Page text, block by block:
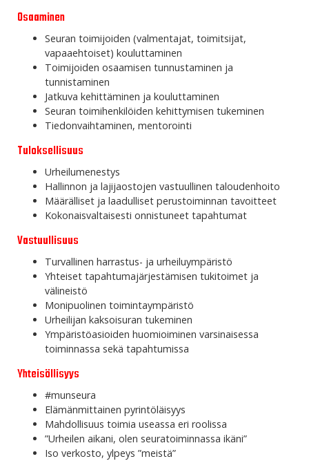
Osaaminen
Seuran toimijoiden (valmentajat, toimitsijat,
vapaaehtoiset) kouluttaminen
Toimijoiden osaamisen tunnustaminen ja
tunnistaminen
Jatkuva kehittäminen ja kouluttaminen
Seuran toimihenkilöiden kehittymisen tukeminen
Tiedonvaihtaminen, mentorointi
Tuloksellisuus
Urheilumenestys
Hallinnon ja lajijaostojen vastuullinen taloudenhoito
Määrälliset ja laadulliset perustoiminnan tavoitteet
Kokonaisvaltaisesti onnistuneet tapahtumat
Vastuullisuus
Turvallinen harrastus- ja urheiluympäristö
Yhteiset tapahtumajärjestämisen tukitoimet ja
välineistö
Monipuolinen toimintaympäristö
Urheilijan kaksoisuran tukeminen
Ympäristöasioiden huomioiminen varsinaisessa
toiminnassa sekä tapahtumissa
Yhteisöllisyys
#munseura
Elämänmittainen pyrintöläisyys
Mahdollisuus toimia useassa eri roolissa
”Urheilen aikani, olen seuratoiminnassa ikäni”
Iso verkosto, ylpeys ”meistä”